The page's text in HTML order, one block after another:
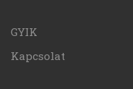
GYIK
Kapcsolat